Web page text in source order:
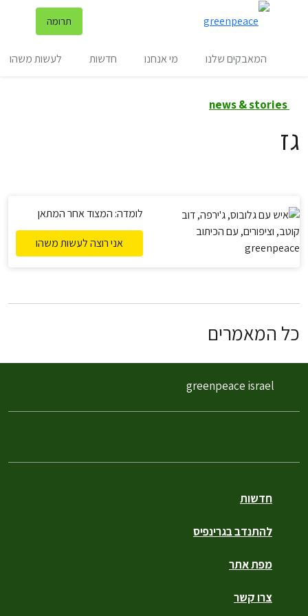
תרומה
המאבקים שלנו מי אנחנו חדשות לעשות משהו
גז
לומדה: המצוד אחר המתאן
אני רוצה לעשות משהו
כל המאמרים
חדשות
להתנדב בגרינפיס
מפת אתר
צרו קשר